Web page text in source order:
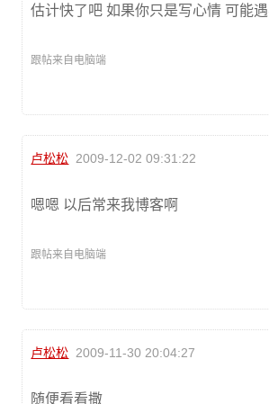
估计快了吧 如果你只是写心情 可能
跟帖来自电脑端
卢松松 2009-12-02 09:31:22
嗯嗯 以后常来我博客啊
跟帖来自电脑端
卢松松 2009-11-30 20:04:27
随便看看撒